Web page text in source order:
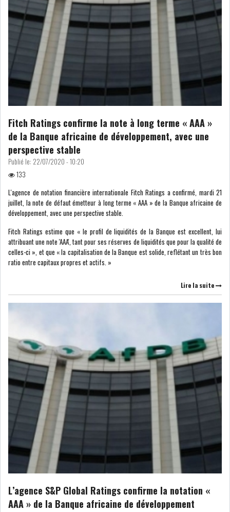
INS : L'INFLATION RECULE À
5,1% EN...
FONDATION POUR L...
POLITIQUE
PRÉSIDENTIELLES
GOUVERNEMENT
DIVERS
REPRÉSENTANTS DU
PEUPLE (ARP)
SAIED LIMOGE LA MINISTRE DE
SLAH ZOUARI NOMMÉ
MINISTRE DE L'ÉQU...
SARRA ZAAFRANI ZENZRI
NOUVELLE CHEFFE DU...
REMPLACE SIHEM BOUG...
MAGHREB
Fitch Ratings confirme la note à long terme « AAA »
de la Banque africaine de développement, avec une
perspective stable
Publié le: 22/07/2020 - 10:20
133
L'agence de notation financière internationale Fitch Ratings a confirmé, mardi 21
juillet, la note de défaut émetteur à long terme « AAA » de la Banque africaine de
développement, avec une perspective stable.
Fitch Ratings estime que « le profil de liquidités de la Banque est excellent, lui
attribuant une note 'AAA', tant pour ses réserves de liquidités que pour la qualité de
celles-ci », et que « la capitalisation de la Banque est solide, reflétant un très bon
ratio entre capitaux propres et actifs. »
Lire la suite
L’agence S&P Global Ratings confirme la notation «
AAA » de la Banque africaine de développement